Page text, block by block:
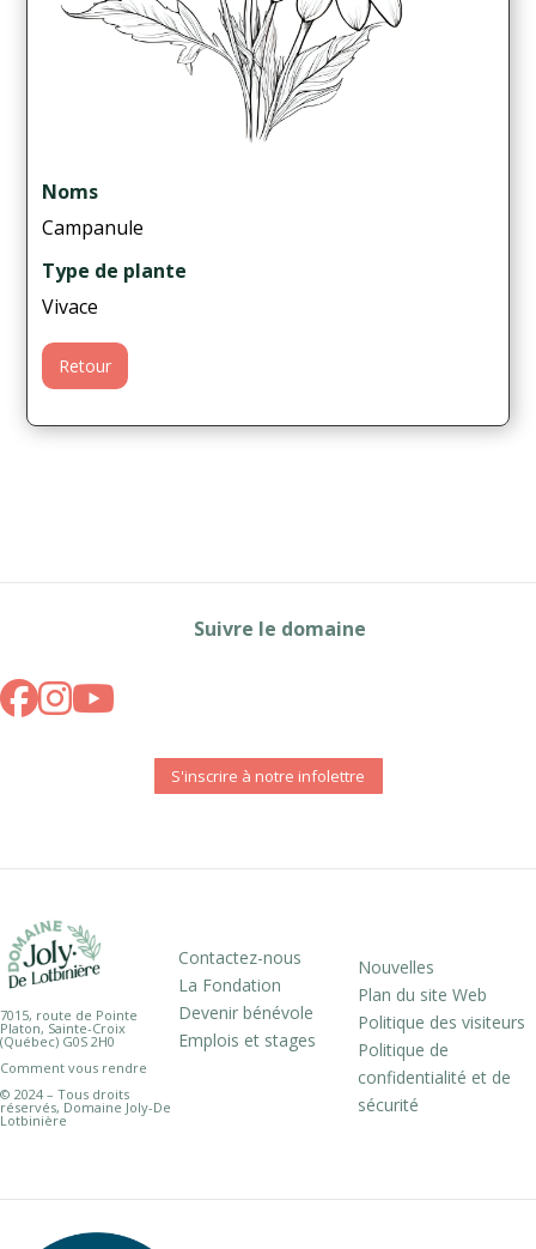
Noms
Campanule
Type de plante
Vivace
Retour
Suivre le domaine
S'inscrire à notre infolettre
7015, route de Pointe
Platon, Sainte-Croix
(Québec) G0S 2H0
Comment vous rendre
© 2024 – Tous droits
réservés, Domaine Joly-De
Lotbinière
Contactez-nous
La Fondation
Devenir bénévole
Emplois et stages
Nouvelles
Plan du site Web
Politique des visiteurs
Politique de
confidentialité et de
sécurité